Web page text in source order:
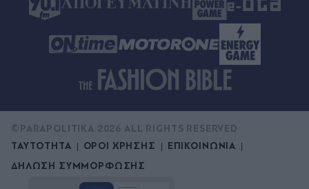
ΤΑΥΤΟΤΗΤΑ ΟΡΟΙ ΧΡΗΣΗΣ
ΕΠΙΚΟΙΝΩΝΙΑ
ΔΗΛΩΣΗ ΣΥΜΜΟΡΦΩΣΗΣ
©PARAPOLITIKA 2026 ALL RIGHTS RESERVED